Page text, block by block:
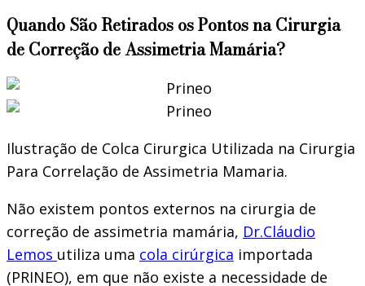
Quando São Retirados os Pontos na Cirurgia
de Correção de Assimetria Mamária?
Ilustração de Colca Cirurgica Utilizada na Cirurgia
Para Correlação de Assimetria Mamaria.
Não existem pontos externos na cirurgia de
correção de assimetria mamária, Dr.Cláudio
Lemos utiliza uma cola cirúrgica importada
(PRINEO), em que não existe a necessidade de